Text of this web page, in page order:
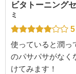
ビタトーニング
ミ
5
使っていると潤っ
のパサパサがなく
けてみます！